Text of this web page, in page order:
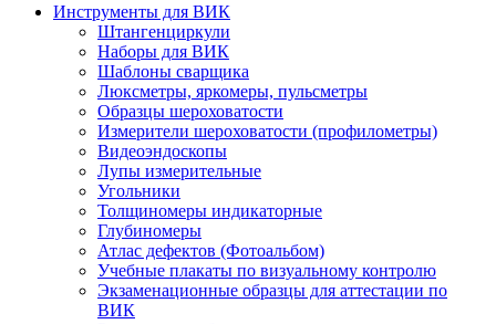
Инструменты для ВИК
Штангенциркули
Наборы для ВИК
Шаблоны сварщика
Люксметры, яркомеры, пульсметры
Образцы шероховатости
Измерители шероховатости (профилометры)
Видеоэндоскопы
Лупы измерительные
Угольники
Толщиномеры индикаторные
Глубиномеры
Атлас дефектов (Фотоальбом)
Учебные плакаты по визуальному контролю
Экзаменационные образцы для аттестации по
ВИК